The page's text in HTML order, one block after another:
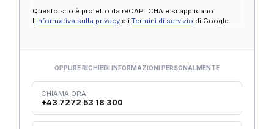
Questo sito è protetto da reCAPTCHA e si applicano
l'Informativa sulla privacy e i Termini di servizio di Google.
OPPURE RICHIEDI INFORMAZIONI PERSONALMENTE
CHIAMA ORA
+43 7272 53 18 300